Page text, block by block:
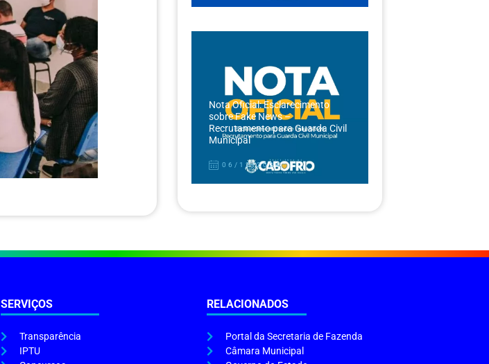
Nota Oficial: Esclarecimento
sobre Fake News –
Recrutamento para Guarda Civil
Municipal
06/12/2024
SERVIÇOS
Transparência
IPTU
RELACIONADOS
Portal da Secretaria de Fazenda
Câmara Municipal